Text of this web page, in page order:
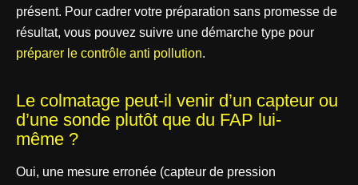
présent. Pour cadrer votre préparation sans promesse de
résultat, vous pouvez suivre une démarche type pour
préparer le contrôle anti pollution.
Le colmatage peut-il venir d’un capteur ou
d’une sonde plutôt que du FAP lui-
même ?
Oui, une mesure erronée (capteur de pression